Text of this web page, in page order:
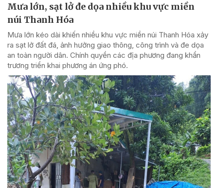
Mưa lớn, sạt lở đe dọa nhiều khu vực miền
núi Thanh Hóa
Mưa lớn kéo dài khiến nhiều khu vực miền núi Thanh Hóa xảy
ra sạt lở đất đá, ảnh hưởng giao thông, công trình và đe dọa
an toàn người dân. Chính quyền các địa phương đang khẩn
trương triển khai phương án ứng phó.